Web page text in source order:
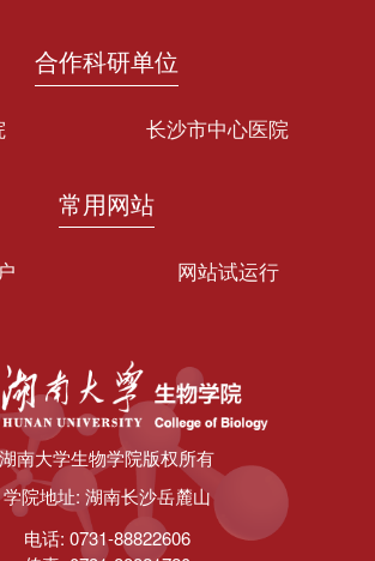
第 2 页
湖南大学生物学院版权所有
学院地址: 湖南长沙岳麓山
电话: 0731-88822606
合作科研单位
长沙市中心医院
常用网站
网站试运行